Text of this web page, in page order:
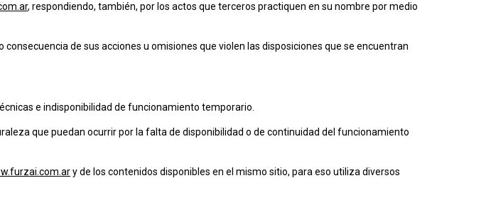
, respondiendo, también, por los actos que terceros practiquen en su nombre por medio
consecuencia de sus acciones u omisiones que violen las disposiciones que se encuentran
e indisponibilidad de funcionamiento temporario.
que puedan ocurrir por la falta de disponibilidad o de continuidad del funcionamiento
y de los contenidos disponibles en el mismo sitio, para eso utiliza diversos